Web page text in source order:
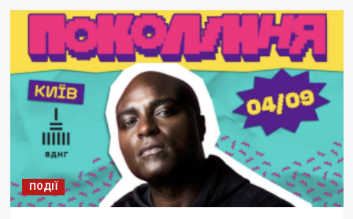
останнього тижня липня
НОВИНИ ТОП
Фоторепортаж від МУЗВАР: яким був
третій музичний день Atlas Festival
ПОДІЇ